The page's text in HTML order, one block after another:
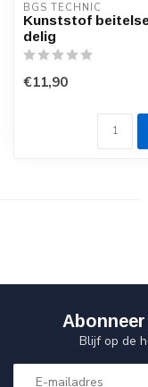
BGS TECHNIC
Kunststof
delig
€11,90
Blijf op de